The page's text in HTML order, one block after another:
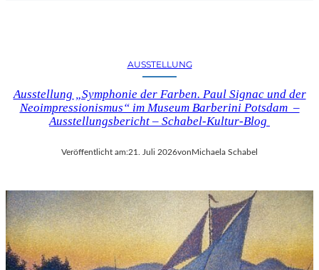
AUSSTELLUNG
Ausstellung „Symphonie der Farben. Paul Signac und der
Neoimpressionismus“ im Museum Barberini Potsdam –
Ausstellungsbericht – Schabel-Kultur-Blog
Veröffentlicht am:21. Juli 2026von Michaela Schabel